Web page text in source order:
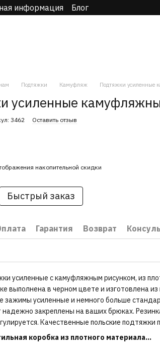
информация Блог
Подтяжки Камуфляж Подтяжки усиленные
усиленные
3462 Оставить отзыв
накопительной скидки
Быстрый заказ
Гарантия Возврат
усиленные с камуфляжным рисунком, из
выполнена в черном цвете и изготовлена
зажимы усиленные и немного больше
закреплены на ваших брюках.
Качественные польские подтяжки
коробка из плотного материала...